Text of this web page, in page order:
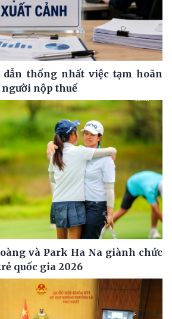
dẫn thống nhất việc tạm hoãn
nộp thuế
và Park Ha Na giành chức
quốc gia 2026